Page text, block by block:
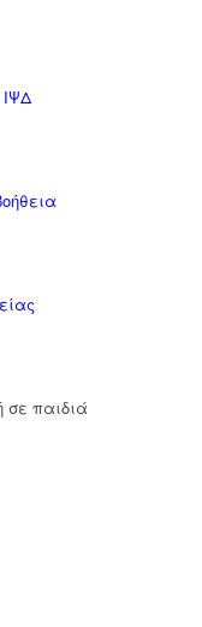
σε παιδιά